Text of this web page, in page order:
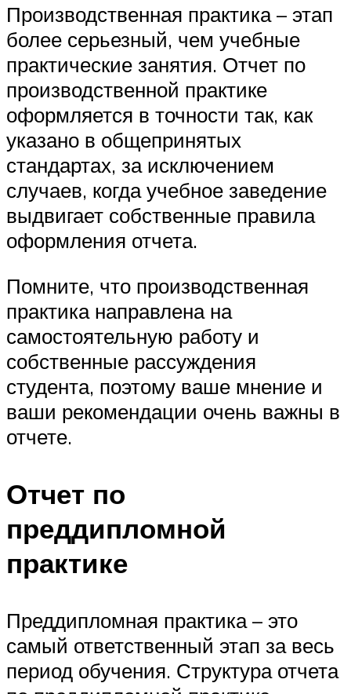
Производственная практика – этап
более серьезный, чем учебные
практические занятия. Отчет по
производственной практике
оформляется в точности так, как
указано в общепринятых
стандартах, за исключением
случаев, когда учебное заведение
выдвигает собственные правила
оформления отчета.
Помните, что производственная
практика направлена на
самостоятельную работу и
собственные рассуждения
студента, поэтому ваше мнение и
ваши рекомендации очень важны в
отчете.
Отчет по
преддипломной
практике
Преддипломная практика – это
самый ответственный этап за весь
период обучения. Структура отчета